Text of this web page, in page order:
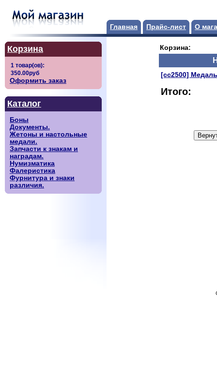
Главная Прайс-лист О
Корзина
Оформить заказ
Каталог
Боны
Документы.
Жетоны и настольные
медали.
Запчасти к знакам и
наградам.
Нумизматика
Фалеристика
Фурнитура и знаки
различия.
Корзина:
[сс2500]
Итого: